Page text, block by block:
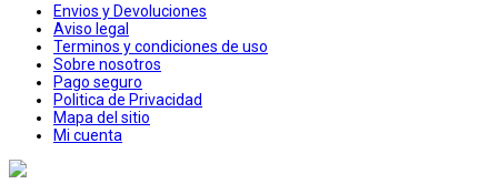
Envios y Devoluciones
Aviso legal
Terminos y condiciones de uso
Sobre nosotros
Pago seguro
Politica de Privacidad
Mapa del sitio
Mi cuenta